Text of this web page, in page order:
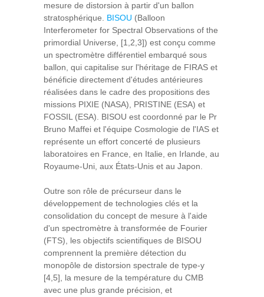
mesure de distorsion à partir d'un ballon
stratosphérique. BISOU (Balloon
Interferometer for Spectral Observations of the
primordial Universe, [1,2,3]) est conçu comme
un spectromètre différentiel embarqué sous
ballon, qui capitalise sur l'héritage de FIRAS et
bénéficie directement d'études antérieures
réalisées dans le cadre des propositions des
missions PIXIE (NASA), PRISTINE (ESA) et
FOSSIL (ESA). BISOU est coordonné par le Pr
Bruno Maffei et l'équipe Cosmologie de l'IAS et
représente un effort concerté de plusieurs
laboratoires en France, en Italie, en Irlande, au
Royaume-Uni, aux États-Unis et au Japon.
Outre son rôle de précurseur dans le
développement de technologies clés et la
consolidation du concept de mesure à l'aide
d'un spectromètre à transformée de Fourier
(FTS), les objectifs scientifiques de BISOU
comprennent la première détection du
monopôle de distorsion spectrale de type-y
[4,5], la mesure de la température du CMB
avec une plus grande précision, et